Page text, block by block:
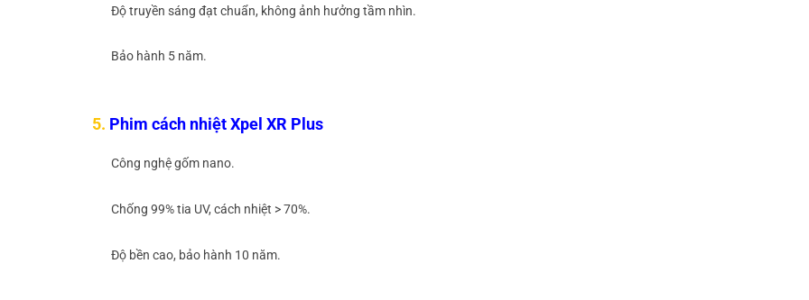
Độ truyền sáng đạt chuẩn, không ảnh hưởng tầm nhìn.
Bảo hành 5 năm.
5. Phim cách nhiệt Xpel XR Plus
Công nghệ gốm nano.
Chống 99% tia UV, cách nhiệt > 70%.
Độ bền cao, bảo hành 10 năm.